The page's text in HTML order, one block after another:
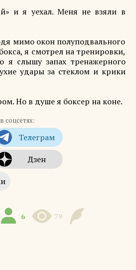
и я уехал. Меня не взяли в
мимо окон полуподвального
я смотрел на тренировки,
я слышу запах тренажерного
удары за стеклом и крики
Но в душе я боксер на коне.
соцсетях:
6 79